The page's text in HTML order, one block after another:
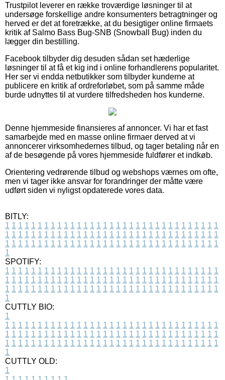
Trustpilot leverer en række troværdige løsninger til at
undersøge forskellige andre konsumenters betragtninger og
herved er det at foretrække, at du besigtiger online firmaets
kritik af Salmo Bass Bug-SNB (Snowball Bug) inden du
lægger din bestilling.
Facebook tilbyder dig desuden sådan set hæderlige
løsninger til at få et kig ind i online forhandlerens popularitet.
Her ser vi endda netbutikker som tilbyder kunderne at
publicere en kritik af ordreforløbet, som på samme måde
burde udnyttes til at vurdere tilfredsheden hos kunderne.
Denne hjemmeside finansieres af annoncer. Vi har et fast
samarbejde med en masse online firmaer derved at vi
annoncerer virksomhedernes tilbud, og tager betaling når en
af de besøgende på vores hjemmeside fuldfører et indkøb.
Orientering vedrørende tilbud og webshops værnes om ofte,
men vi tager ikke ansvar for forandringer der måtte være
udført siden vi nyligst opdaterede vores data.
BITLY:
1 1 1 1 1 1 1 1 1 1 1 1 1 1 1 1 1 1 1 1 1 1 1 1 1 1 1 1 1 1 1 1 1
1 1 1 1 1 1 1 1 1 1 1 1 1 1 1 1 1 1 1 1 1 1 1 1 1 1 1 1 1 1 1 1 1
1 1 1 1 1 1 1 1 1 1 1 1 1 1 1 1 1 1 1 1 1 1 1 1 1 1 1 1 1 1 1 1 1
1
SPOTIFY:
1 1 1 1 1 1 1 1 1 1 1 1 1 1 1 1 1 1 1 1 1 1 1 1 1 1 1 1 1 1 1 1 1
1 1 1 1 1 1 1 1 1 1 1 1 1 1 1 1 1 1 1 1 1 1 1 1 1 1 1 1 1 1 1 1 1
1 1 1 1 1 1 1 1 1 1 1 1 1 1 1 1 1 1 1 1 1 1 1 1 1 1 1 1 1 1 1 1 1
1
CUTTLY BIO:
1
1 1 1 1 1 1 1 1 1 1 1 1 1 1 1 1 1 1 1 1 1 1 1 1 1 1 1 1 1 1 1 1 1
1 1 1 1 1 1 1 1 1 1 1 1 1 1 1 1 1 1 1 1 1 1 1 1 1 1 1 1 1 1 1 1 1
1 1 1 1 1 1 1 1 1 1 1 1 1 1 1 1 1 1 1 1 1 1 1 1 1 1 1 1 1 1 1 1 1
1
CUTTLY OLD:
1